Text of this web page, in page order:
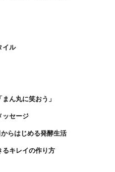
イル
ん丸に笑おう」
ッセージ
らはじめる発酵生活
るキレイの作り方